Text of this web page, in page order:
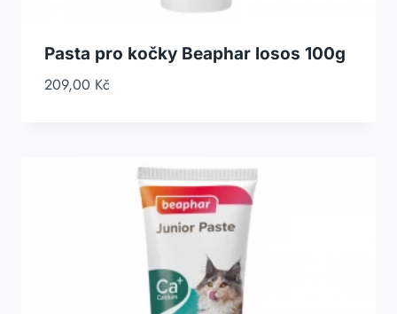
Pasta pro kočky Beaphar losos 100g
209,00 Kč